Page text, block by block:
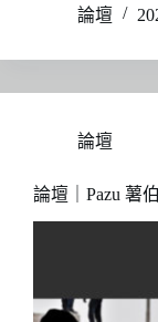
論壇
論壇
論壇｜Pazu 薯